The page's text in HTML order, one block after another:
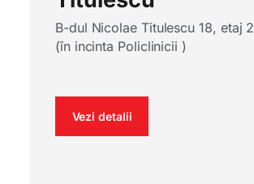
B-dul Nicolae Titulescu 18, etaj 2
(în incinta Policlinicii )
Vezi detalii